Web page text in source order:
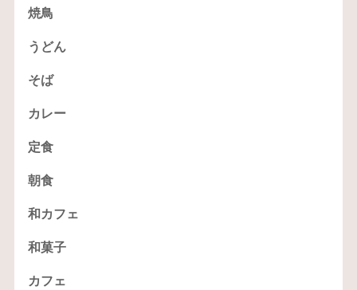
焼鳥
うどん
そば
カレー
定食
朝食
和カフェ
和菓子
カフェ